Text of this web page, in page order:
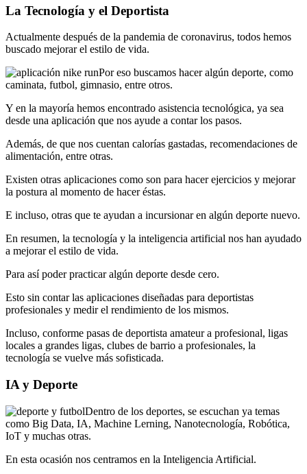
La Tecnología y el Deportista
Actualmente después de la pandemia de coronavirus, todos hemos
buscado mejorar el estilo de vida.
Por eso buscamos hacer algún deporte, como
caminata, futbol, gimnasio, entre otros.
Y en la mayoría hemos encontrado asistencia tecnológica, ya sea
desde una aplicación que nos ayude a contar los pasos.
Además, de que nos cuentan calorías gastadas, recomendaciones de
alimentación, entre otras.
Existen otras aplicaciones como son para hacer ejercicios y mejorar
la postura al momento de hacer éstas.
E incluso, otras que te ayudan a incursionar en algún deporte nuevo.
En resumen, la tecnología y la inteligencia artificial nos han ayudado
a mejorar el estilo de vida.
Para así poder practicar algún deporte desde cero.
Esto sin contar las aplicaciones diseñadas para deportistas
profesionales y medir el rendimiento de los mismos.
Incluso, conforme pasas de deportista amateur a profesional, ligas
locales a grandes ligas, clubes de barrio a profesionales, la
tecnología se vuelve más sofisticada.
IA y Deporte
Dentro de los deportes, se escuchan ya temas
como Big Data, IA, Machine Lerning, Nanotecnología, Robótica,
IoT y muchas otras.
En esta ocasión nos centramos en la Inteligencia Artificial.